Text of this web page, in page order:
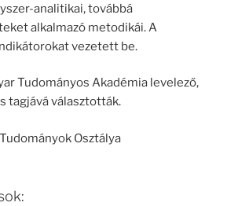
analitikai, továbbá
alkalmazó metodikái. A
vezetett be.
Tudományos Akadémia levelező,
tagjává választották.
Osztálya